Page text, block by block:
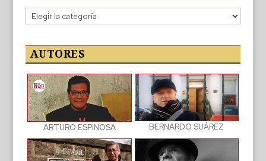
Categorías
de
publicaciones
AUTORES
ARTURO ESPINOSA BERNARDO SUÁREZ